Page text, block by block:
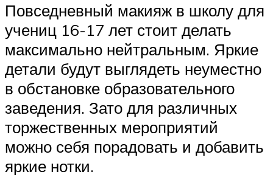
Повседневный макияж в школу для
учениц 16-17 лет стоит делать
максимально нейтральным. Яркие
детали будут выглядеть неуместно
в обстановке образовательного
заведения. Зато для различных
торжественных мероприятий
можно себя порадовать и добавить
яркие нотки.